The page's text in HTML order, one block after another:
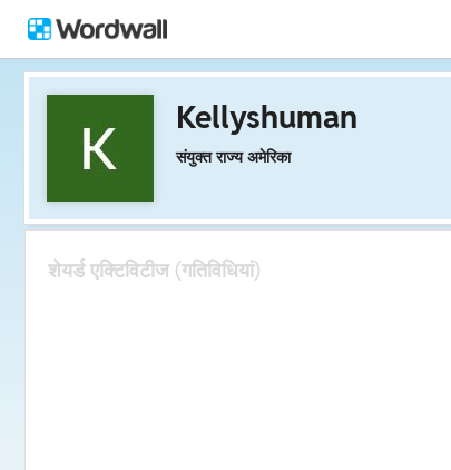
Kellyshuman
संयुक्त राज्य अमेरिका
शेयर्ड एक्टिविटीज (गतिविधियां)